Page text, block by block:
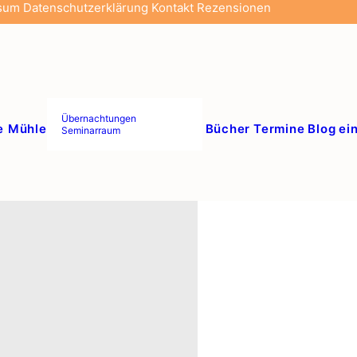
Datenschutzerklärung Kontakt Rezensionen
Mühle
Übernachtungen
Seminarraum
Bücher Termine Blog